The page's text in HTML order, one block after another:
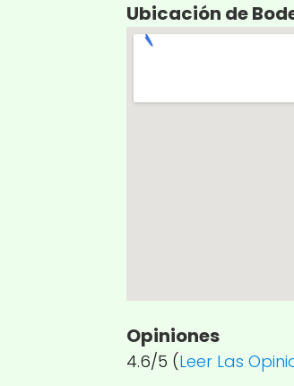
Ubicación de
Opiniones
4.6/5 (Leer Las